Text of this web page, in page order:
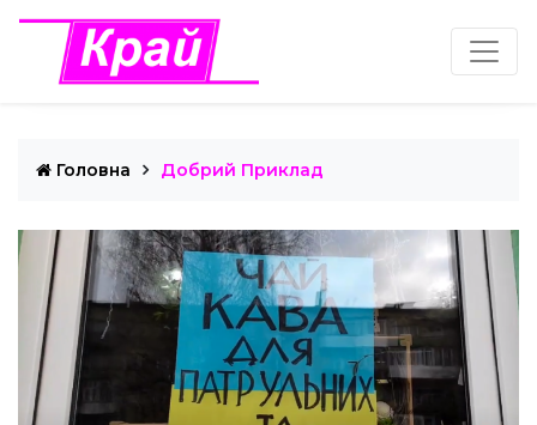
Головна Добрий Приклад